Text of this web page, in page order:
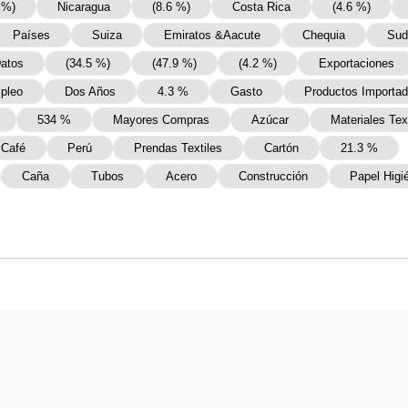
Nicaragua (8.6 %) Costa Rica (4.6 %)
Países Suiza Emiratos &Aacute Chequia Sud
(34.5 %) (47.9 %) (4.2 %) Exportaciones
Dos Años 4.3 % Gasto Productos
534 % Mayores Compras Azúcar Materiales
Café Perú Prendas Textiles Cartón 21.3 %
Caña Tubos Acero Construcción Papel